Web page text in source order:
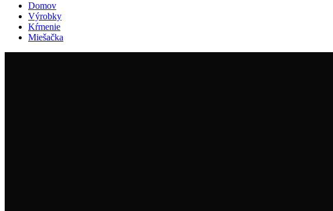
Domov
Výrobky
Kŕmenie
Miešačka